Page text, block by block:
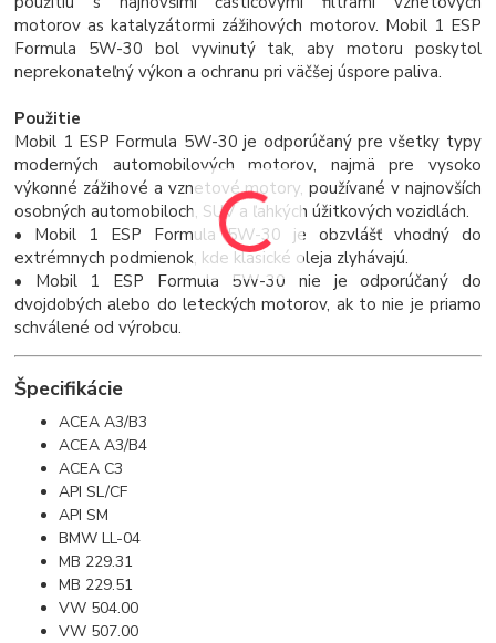
motorov as katalyzátormi zážihových motorov. Mobil 1 ESP
Formula 5W-30 bol vyvinutý tak, aby motoru poskytol
neprekonateľný výkon a ochranu pri väčšej úspore paliva.
Použitie
Mobil 1 ESP Formula 5W-30 je odporúčaný pre všetky typy
moderných automobilových motorov, najmä pre vysoko
výkonné zážihové a vznetové motory, používané v najnovších
osobných automobiloch, SUV a ľahkých úžitkových vozidlách.
• Mobil 1 ESP Formula 5W-30 je obzvlášť vhodný do
extrémnych podmienok, kde klasické oleja zlyhávajú.
• Mobil 1 ESP Formula 5W-30 nie je odporúčaný do
dvojdobých alebo do leteckých motorov, ak to nie je priamo
schválené od výrobcu.
Špecifikácie
ACEA A3/B3
ACEA A3/B4
ACEA C3
API SL/CF
API SM
BMW LL-04
MB 229.31
MB 229.51
VW 504.00
VW 507.00